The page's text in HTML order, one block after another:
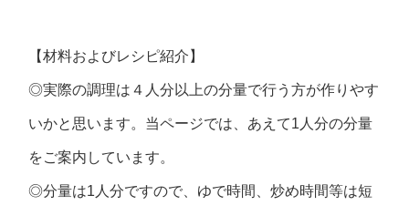
【材料およびレシピ紹介】
◎実際の調理は４人分以上の分量で行う方が作りやす
いかと思います。当ページでは、あえて1人分の分量
をご案内しています。
◎分量は1人分ですので、ゆで時間、炒め時間等は短